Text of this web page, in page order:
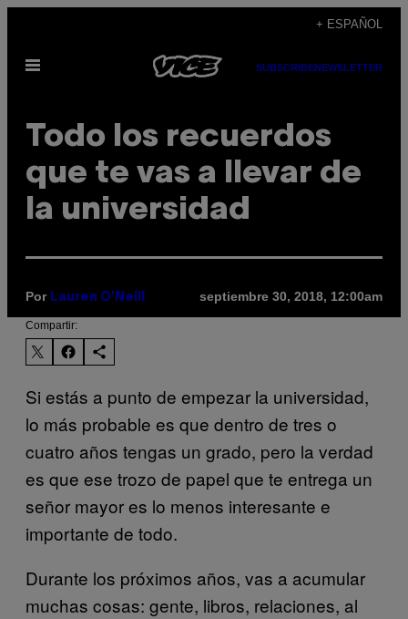
contenido
+ ESPAÑOL
Abrir
SUBSCRIBENEWSLETTER
Todo los recuerdos
que te vas a llevar de
la universidad
Por Lauren O'Neill septiembre 30, 2018, 12:00am
Compartir:
Si estás a punto de empezar la universidad,
lo más probable es que dentro de tres o
cuatro años tengas un grado, pero la verdad
es que ese trozo de papel que te entrega un
señor mayor es lo menos interesante e
importante de todo.
Durante los próximos años, vas a acumular
muchas cosas: gente, libros, relaciones, al